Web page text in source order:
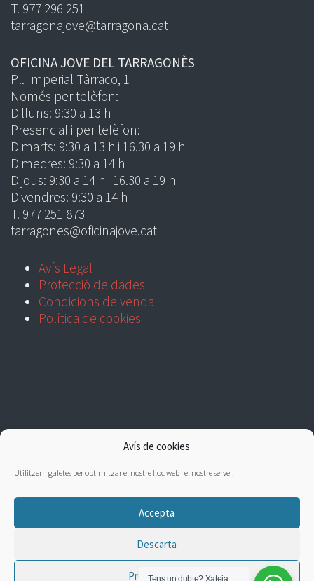
Avís de cookies
Utilitzem galetes per optimitzar el nostre lloc web i el nostre servei.
Accepta
Descarta
Preferències
T. 977 296 251
tarragonajove@tarragona.cat
OFICINA JOVE DEL TARRAGONÈS
Pl. Imperial Tàrraco, 1
Només per telèfon:
Dilluns: 9:30 a 13 h
Presencial i per telèfon:
Dimarts: 9:30 a 13 h i 16.30 a 19 h
Dimecres: 9:30 a 14 h
Dijous: 9:30 a 14 h i 16.30 a 19 h
Divendres: 9:30 a 14 h
T. 977 251 873
tarragones@oficinajove.cat
Avís Legal
Protecció de dades
Condicions de venda
Política de cookies
Tens un dubte? Xateja